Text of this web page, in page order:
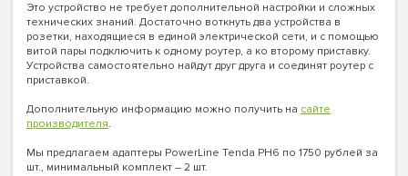
Это устройство не требует дополнительной настройки и сложных
технических знаний. Достаточно воткнуть два устройства в
розетки, находящиеся в единой электрической сети, и с помощью
витой пары подключить к одному роутер, а ко второму приставку.
Устройства самостоятельно найдут друг друга и соединят роутер с
приставкой.
Дополнительную информацию можно получить на сайте
производителя.
Мы предлагаем адаптеры PowerLine Tenda PH6 по 1750 рублей за
шт., минимальный комплект – 2 шт.